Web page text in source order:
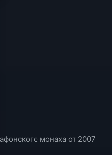
монаха от 2007